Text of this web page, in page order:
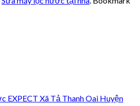
EXPECT Xã Tả Thanh Oai Huyện